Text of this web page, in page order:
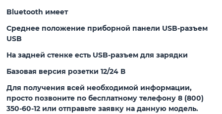
Bluetooth имеет
Среднее положение приборной панели USB-разъем
USB
На задней стенке есть USB-разъем для зарядки
Базовая версия розетки 12/24 В
Для получения всей необходимой информации,
просто позвоните по бесплатному телефону 8 (800)
350-60-12или отправьте заявку на данную модель.